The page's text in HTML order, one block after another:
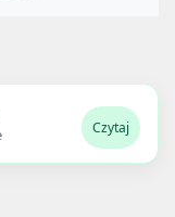
Czytaj